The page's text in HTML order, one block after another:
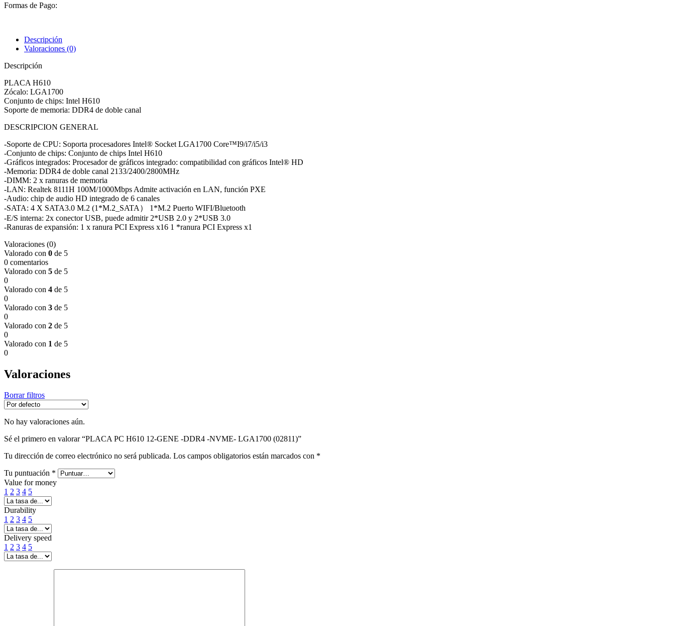
Formas de Pago:
Descripción
Valoraciones (0)
Descripción
PLACA H610
Zócalo: LGA1700
Conjunto de chips: Intel H610
Soporte de memoria: DDR4 de doble canal
DESCRIPCION GENERAL
-Soporte de CPU: Soporta procesadores Intel® Socket LGA1700 Core™I9/i7/i5/i3
-Conjunto de chips: Conjunto de chips Intel H610
-Gráficos integrados: Procesador de gráficos integrado: compatibilidad con gráficos Intel® HD
-Memoria: DDR4 de doble canal 2133/2400/2800MHz
-DIMM: 2 x ranuras de memoria
-LAN: Realtek 8111H 100M/1000Mbps Admite activación en LAN, función PXE
-Audio: chip de audio HD integrado de 6 canales
-SATA: 4 X SATA3.0 M.2 (1*M.2_SATA） 1*M.2 Puerto WIFI/Bluetooth
-E/S interna: 2x conector USB, puede admitir 2*USB 2.0 y 2*USB 3.0
-Ranuras de expansión: 1 x ranura PCI Express x16 1 *ranura PCI Express x1
Valoraciones (0)
Valorado con 0 de 5
0 comentarios
Valorado con 5 de 5
0
Valorado con 4 de 5
0
Valorado con 3 de 5
0
Valorado con 2 de 5
0
Valorado con 1 de 5
0
Valoraciones
Borrar filtros
No hay valoraciones aún.
Sé el primero en valorar “PLACA PC H610 12-GENE -DDR4 -NVME- LGA1700 (02811)”
Tu dirección de correo electrónico no será publicada. Los campos obligatorios están marcados con *
Tu puntuación *
Value for money
1 2 3 4 5
Durability
1 2 3 4 5
Delivery speed
1 2 3 4 5